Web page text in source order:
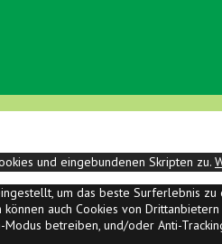
und eingebundenen Skripten zu.
um das beste Surferlebnis
auch Cookies von
betreiben, und/oder Anti-